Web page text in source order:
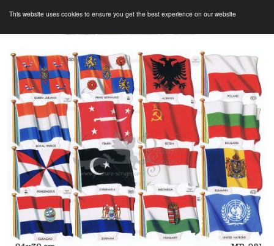
This website uses cookies to ensure you get the best experience on our website